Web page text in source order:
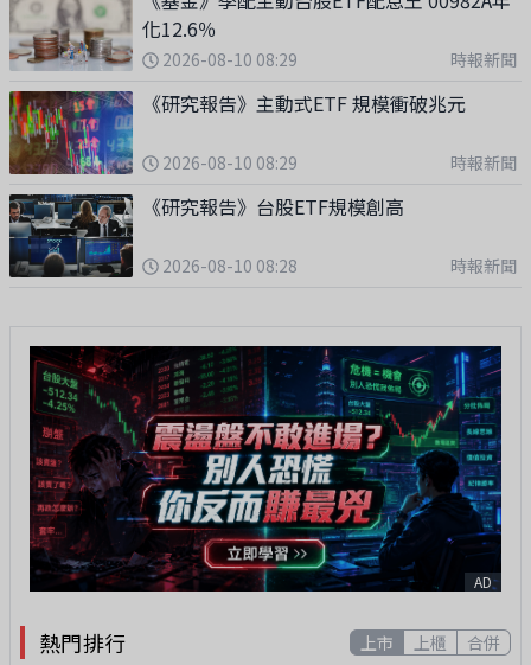
化12.6％
2026-08-10 08:29 時報新聞
《研究報告》主動式ETF 規模衝破兆元
2026-08-10 08:29 時報新聞
《研究報告》台股ETF規模創高
2026-08-10 08:28 時報新聞
AD
熱門排行 上市 上櫃 合併